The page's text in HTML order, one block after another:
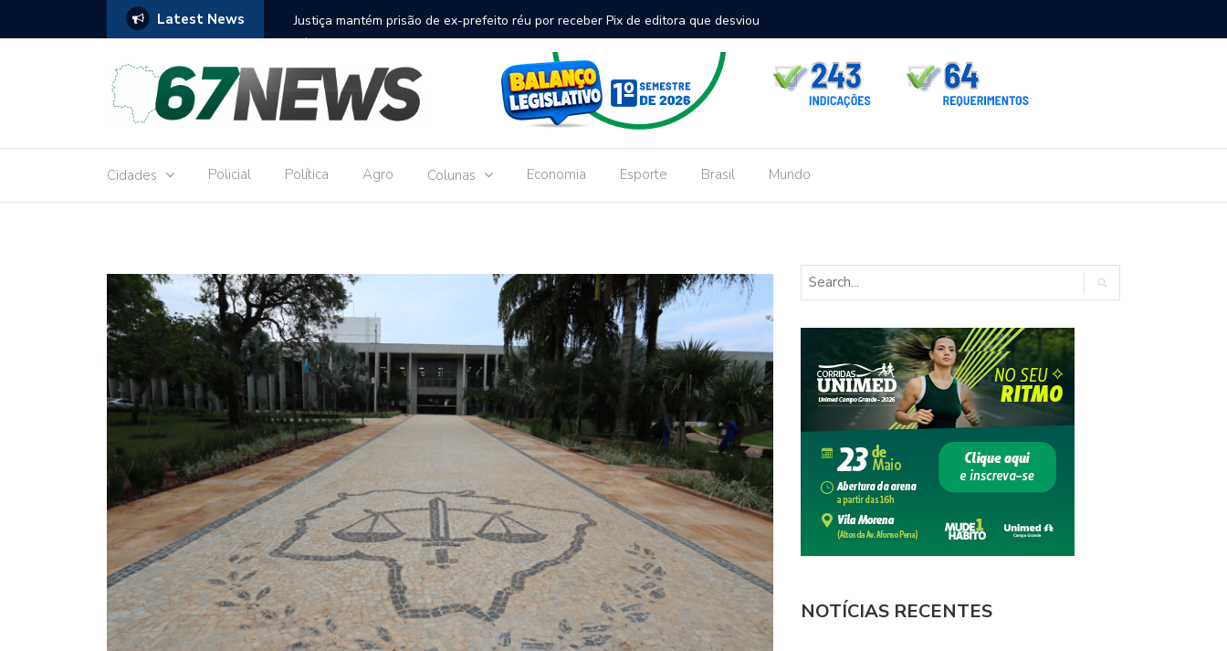
Latest News
réu por receber Pix de editora que desviou
Construção do terminal de passageiros no Aeroporto de Dourados vai custar R$
9,8 milhões
Dourados
Cidades Policial Política Agro Colunas Economia Esporte Brasil Mundo
NOTÍCIAS RECENTES